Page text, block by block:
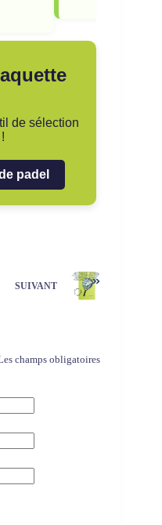
de sélection
padel
SUIVANT
champs obligatoires